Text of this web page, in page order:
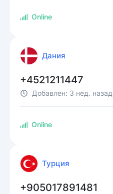
Online
Дания
+4521211447
Добавлен: 3 нед. назад
Online
Турция
+905017891481